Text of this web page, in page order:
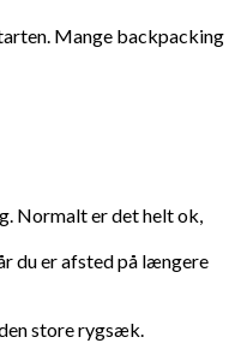
Mange backpacking
Normalt er det helt ok,
du er afsted på længere
store rygsæk.